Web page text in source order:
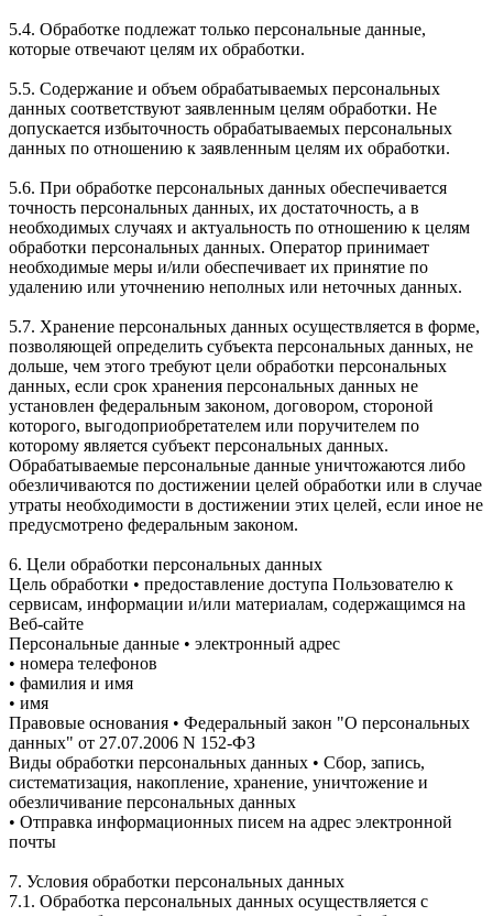
5.4. Обработке подлежат только персональные данные,
которые отвечают целям их обработки.
5.5. Содержание и объем обрабатываемых персональных
данных соответствуют заявленным целям обработки. Не
допускается избыточность обрабатываемых персональных
данных по отношению к заявленным целям их обработки.
5.6. При обработке персональных данных обеспечивается
точность персональных данных, их достаточность, а в
необходимых случаях и актуальность по отношению к целям
обработки персональных данных. Оператор принимает
необходимые меры и/или обеспечивает их принятие по
удалению или уточнению неполных или неточных данных.
5.7. Хранение персональных данных осуществляется в форме,
позволяющей определить субъекта персональных данных, не
дольше, чем этого требуют цели обработки персональных
данных, если срок хранения персональных данных не
установлен федеральным законом, договором, стороной
которого, выгодоприобретателем или поручителем по
которому является субъект персональных данных.
Обрабатываемые персональные данные уничтожаются либо
обезличиваются по достижении целей обработки или в случае
утраты необходимости в достижении этих целей, если иное не
предусмотрено федеральным законом.
6. Цели обработки персональных данных
Цель обработки • предоставление доступа Пользователю к
сервисам, информации и/или материалам, содержащимся на
Веб-сайте
Персональные данные • электронный адрес
• номера телефонов
• фамилия и имя
• имя
Правовые основания • Федеральный закон "О персональных
данных" от 27.07.2006 N 152-ФЗ
Виды обработки персональных данных • Сбор, запись,
систематизация, накопление, хранение, уничтожение и
обезличивание персональных данных
• Отправка информационных писем на адрес электронной
почты
7. Условия обработки персональных данных
7.1. Обработка персональных данных осуществляется с